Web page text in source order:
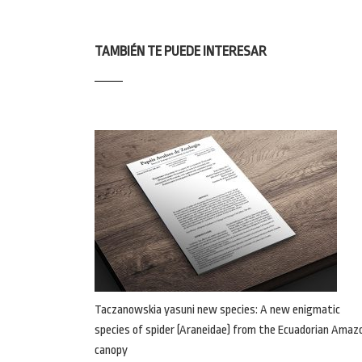
TAMBIÉN TE PUEDE INTERESAR
Taczanowskia yasuni new species: A new enigmatic
species of spider (Araneidae) from the Ecuadorian
canopy